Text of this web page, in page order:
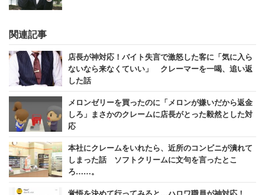
関連記事
店長が神対応！バイト失言で激怒した客に「気に入ら
ないなら来なくていい」 クレーマーを一喝、追い返
した話
メロンゼリーを買ったのに「メロンが嫌いだから返金
しろ」まさかのクレームに店長がとった毅然とした対
応
本社にクレームをいれたら、近所のコンビニが潰れて
しまった話 ソフトクリームに文句を言ったとこ
ろ……。